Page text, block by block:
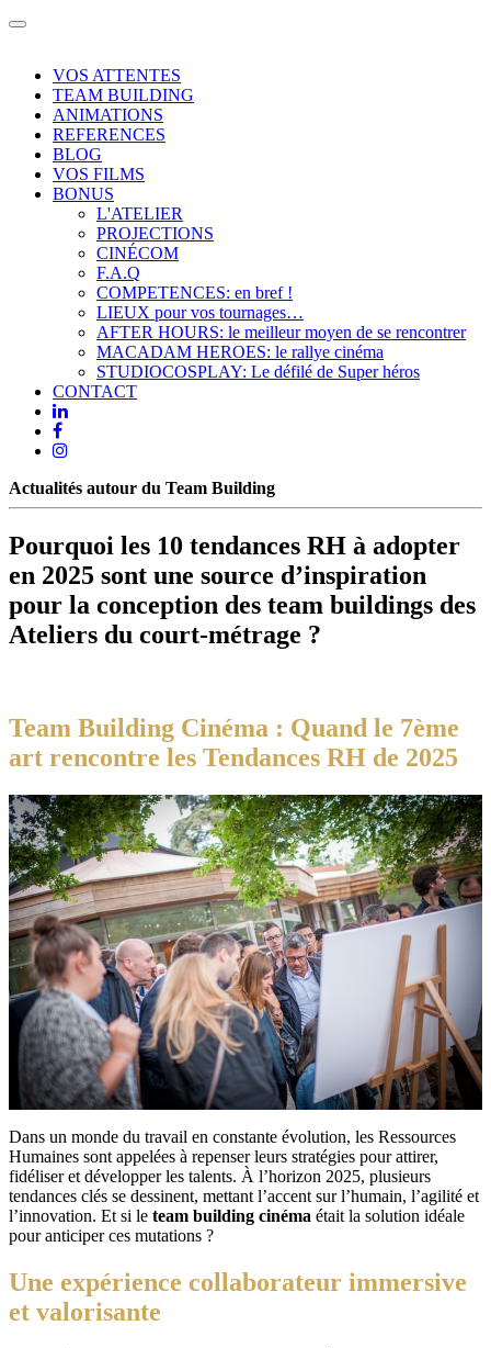
Toggle
VOS ATTENTES
TEAM BUILDING
ANIMATIONS
REFERENCES
BLOG
VOS FILMS
BONUS
L'ATELIER
PROJECTIONS
CINÉCOM
F.A.Q
COMPETENCES: en bref !
LIEUX pour vos tournages…
AFTER HOURS: le meilleur moyen de se rencontrer
MACADAM HEROES: le rallye cinéma
STUDIOCOSPLAY: Le défilé de Super héros
CONTACT
Actualités autour du Team Building
Pourquoi les 10 tendances RH à adopter
en 2025 sont une source d’inspiration
pour la conception des team buildings des
Ateliers du court-métrage ?
Team Building Cinéma : Quand le 7ème
art rencontre les Tendances RH de 2025
Dans un monde du travail en constante évolution, les Ressources
Humaines sont appelées à repenser leurs stratégies pour attirer,
fidéliser et développer les talents. À l’horizon 2025, plusieurs
tendances clés se dessinent, mettant l’accent sur l’humain, l’agilité et
l’innovation. Et si le team building cinéma était la solution idéale
pour anticiper ces mutations ?
Une expérience collaborateur immersive
et valorisante